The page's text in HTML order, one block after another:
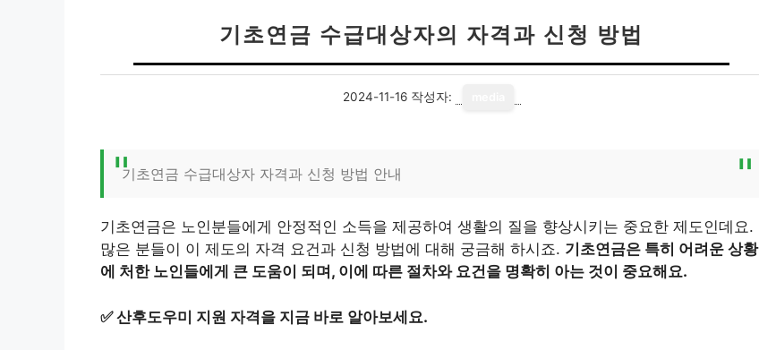
기초연금 수급대상자의 자격과 신청 방법
2024-11-16 작성자:
기초연금 수급대상자 자격과 신청 방법 안내
기초연금은 노인분들에게 안정적인 소득을 제공하여 생활의 질을 향상시키는 중요한 제도인데요.
많은 분들이 이 제도의 자격 요건과 신청 방법에 대해 궁금해 하시죠. 기초연금은 특히 어려운 상황
에 처한 노인들에게 큰 도움이 되며, 이에 따른 절차와 요건을 명확히 아는 것이 중요해요.
✅산후도우미 지원 자격을 지금 바로 알아보세요.